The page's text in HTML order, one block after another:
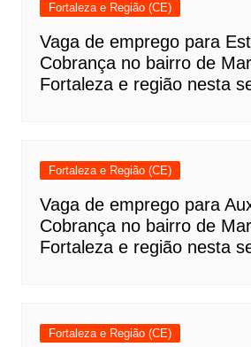
Fortaleza e Região (CE)
Vaga de emprego para
Cobrança no bairro de
Fortaleza e região nesta
Fortaleza e Região (CE)
Vaga de emprego para
Cobrança no bairro de
Fortaleza e região nesta
Fortaleza e Região (CE)